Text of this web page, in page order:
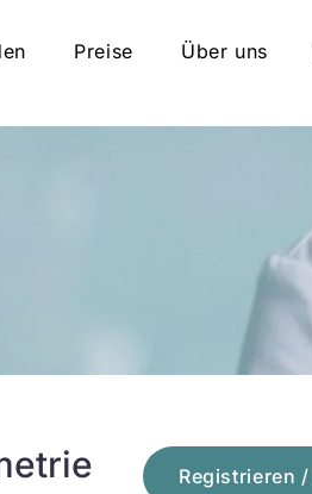
Preise Über uns
Registrieren